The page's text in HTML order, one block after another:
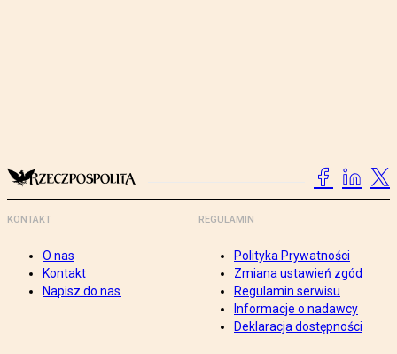
KONTAKT
O nas
Kontakt
Napisz do nas
REGULAMIN
Polityka Prywatności
Zmiana ustawień zgód
Regulamin serwisu
Informacje o nadawcy
Deklaracja dostępności